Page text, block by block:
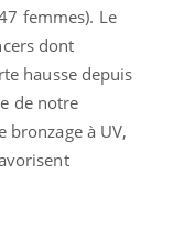
femmes). Le
dont
hausse depuis
de notre
bronzage à UV,